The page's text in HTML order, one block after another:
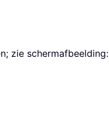
zie schermafbeelding: